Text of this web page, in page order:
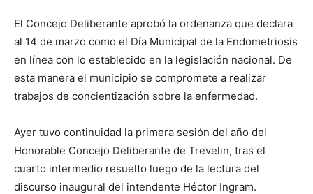
El Concejo Deliberante aprobó la ordenanza que declara
al 14 de marzo como el Día Municipal de la Endometriosis
en línea con lo establecido en la legislación nacional. De
esta manera el municipio se compromete a realizar
trabajos de concientización sobre la enfermedad.
Ayer tuvo continuidad la primera sesión del año del
Honorable Concejo Deliberante de Trevelin, tras el
cuarto intermedio resuelto luego de la lectura del
discurso inaugural del intendente Héctor Ingram.